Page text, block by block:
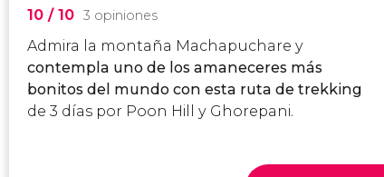
10/ 10 3 opiniones
Admira la montaña Machapuchare y
contempla uno de los amaneceres más
bonitos del mundo con esta ruta de trekking
de 3 días por Poon Hill y Ghorepani.